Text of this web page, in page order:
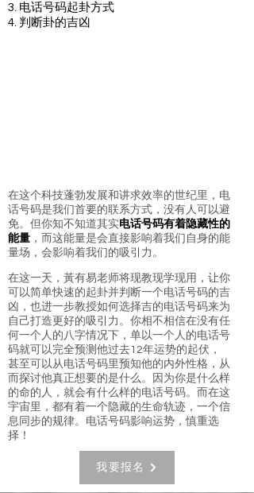
3. 电话号码起卦方式
4. 判断卦的吉凶
在这个科技蓬勃发展和讲求效率的世纪里，电
话号码是我们首要的联系方式，没有人可以避
免。但你知不知道其实电话号码有着隐藏性的
能量 ，而这能量是会直接影响着我们自身的能
量场，会影响着我们的吸引力。
在这一天，黃有易老师将现教现学现用，让你
可以简单快速的起卦并判断一个电话号码的吉
凶，也进一步教授如何选择吉的电话号码来为
自己打造更好的吸引力。你相不相信在没有任
何一个人的八字情况下，单以一个人的电话号
码就可以完全预测他过去12年运势的起伏，
甚至可以从电话号码里预知他的内外性格，从
而探讨他真正想要的是什么。因为你是什么样
的命的人，就会有什么样的电话号码。而在这
宇宙里，都有着一个隐藏的生命轨迹，一个信
息同步的规律。电话号码影响运势，慎重选
择！
我要报名